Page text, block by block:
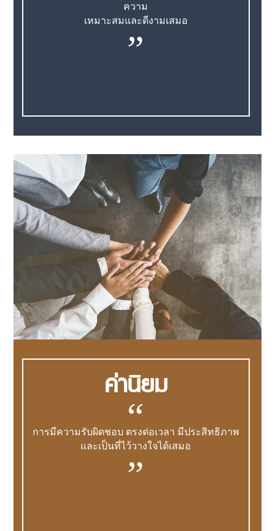
ความ
เหมาะสมและดีงามเสมอ
”
ค่านิยม
“
การมีความรับผิดชอบ ตรงต่อเวลา มีประสิทธิภาพ
และเป็นที่ไว้วางใจได้เสมอ
”